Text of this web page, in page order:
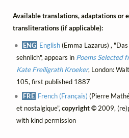
Available translations, adaptations or
transliterations (if applicable):
ENG English(Emma Lazarus) ,
sehnlich", appears in Poems Selected
Kate Freiligrath Kroeker, London:
105, first published 1887
FRE French (Français) (Pierre
et nostalgique",copyright ©2009,
with kind permission